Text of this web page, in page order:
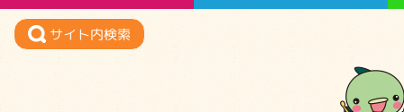
サイト内検索